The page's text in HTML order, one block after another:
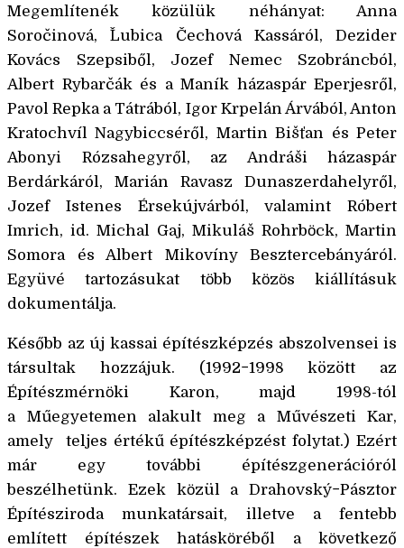
Megemlítenék kӧzülük néhányat: Anna
Soročinová, Ľubica Čechová Kassáról, Dezider
Kovács Szepsiből, Jozef Nemec Szobráncból,
Albert Rybarčák és a Maník házaspár Eperjesről,
Pavol Repka a Tátrából, Igor Krpelán Árvából, Anton
Kratochvíl Nagybiccséről, Martin Bišťan és Peter
Abonyi Rózsahegyről, az Andráši házaspár
Berdárkáról, Marián Ravasz Dunaszerdahelyről,
Jozef Istenes Érsekújvárból, valamint Róbert
Imrich, id. Michal Gaj, Mikuláš Rohrbӧck, Martin
Somora és Albert Mikovíny Besztercebányáról.
Együvé tartozásukat tӧbb kӧzӧs kiállításuk
dokumentálja.
Később az új kassai építészképzés abszolvensei is
társultak hozzájuk. (1992−1998 között az
Építészmérnӧki Karon, majd 1998-tól
a Műegyetemen alakult meg a Művészeti Kar,
amely teljes értékű építészképzést folytat.) Ezért
már egy további építészgenerációról
beszélhetünk. Ezek kӧzül a Drahovský−Pásztor
Építésziroda munkatársait, illetve a fentebb
említett építészek hatáskӧréből a kӧvetkező